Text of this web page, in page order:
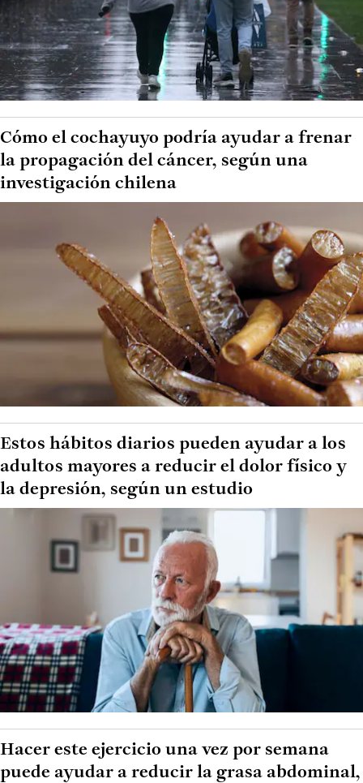
Cómo el cochayuyo podría ayudar a frenar
la propagación del cáncer, según una
investigación chilena
Estos hábitos diarios pueden ayudar a los
adultos mayores a reducir el dolor físico y
la depresión, según un estudio
Hacer este ejercicio una vez por semana
puede ayudar a reducir la grasa abdominal,